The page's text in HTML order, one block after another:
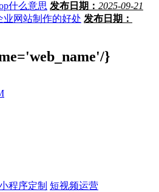
什么意思 发布日期： 2025-09-21
业网站制作的好处 发布日期：
程序定制 短视频运营